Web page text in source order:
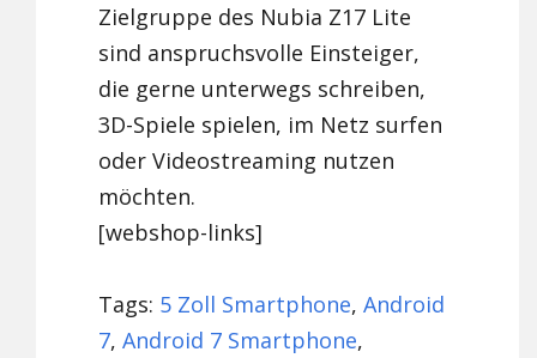
Zielgruppe des Nubia Z17 Lite
sind anspruchsvolle Einsteiger,
die gerne unterwegs schreiben,
3D-Spiele spielen, im Netz surfen
oder Videostreaming nutzen
möchten.
[webshop-links]
Tags: 5 Zoll Smartphone,Android
7,Android 7 Smartphone,